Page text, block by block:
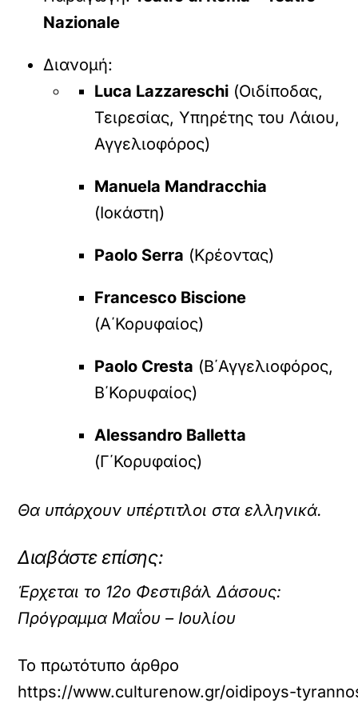
Nazionale
Διανομή:
Luca Lazzareschi (Οιδίποδας,
Τειρεσίας, Υπηρέτης του Λάιου,
Αγγελιοφόρος)
Manuela Mandracchia
(Ιοκάστη)
Paolo Serra (Κρέοντας)
Francesco Biscione
(Α΄Κορυφαίος)
Paolo Cresta (Β΄Αγγελιοφόρος,
Β΄Κορυφαίος)
Alessandro Balletta
(Γ΄Κορυφαίος)
Θα υπάρχουν υπέρτιτλοι στα ελληνικά.
Διαβάστε επίσης:
Έρχεται το 12ο Φεστιβάλ Δάσους:
Πρόγραμμα Μαΐου – Ιουλίου
Το πρωτότυπο άρθρο
https://www.culturenow.gr/oidipoys-